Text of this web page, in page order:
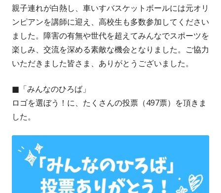
親子連れが白熱し、車いすバスケットボールには元オリ
ンピアンを講師に迎え、高校生も多数参加してください
ました。障害の有無や世代を超えてみんなでスポーツを
楽しみ、交流を深める素敵な機会となりました。ご協力
いただきました皆さま、ありがとうございました。
■「みんなのひろば」
ロゴを選ぼう！に、たくさんの投票（497票）を頂きま
した。